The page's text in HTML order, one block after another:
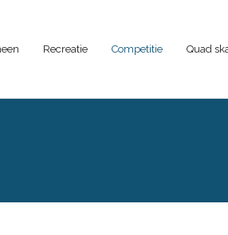
Recreatie Competitie Quad